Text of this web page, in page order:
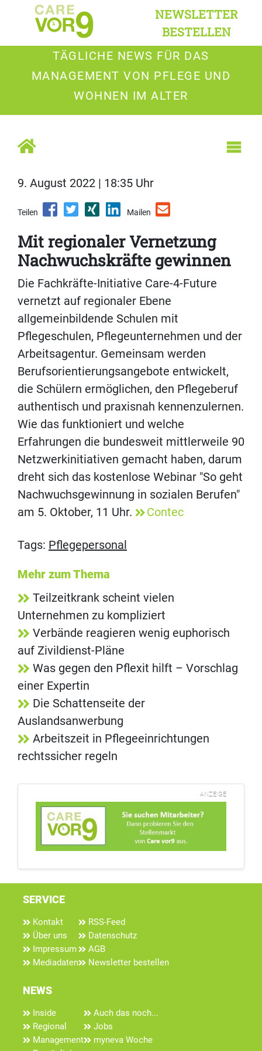
NEWSLETTER
BESTELLEN
TÄGLICHE NEWS FÜR DAS
MANAGEMENT VON PFLEGE UND
WOHNEN IM ALTER
9. August 2022 | 18:35 Uhr
Teilen Mailen
Mit regionaler Vernetzung
Nachwuchskräfte gewinnen
Die Fachkräfte-Initiative Care-4-Future
vernetzt auf regionaler Ebene
allgemeinbildende Schulen mit
Pflegeschulen, Pflegeunternehmen und der
Arbeitsagentur. Gemeinsam werden
Berufsorientierungsangebote entwickelt,
die Schülern ermöglichen, den Pflegeberuf
authentisch und praxisnah kennenzulernen.
Wie das funktioniert und welche
Erfahrungen die bundesweit mittlerweile 90
Netzwerkinitiativen gemacht haben, darum
dreht sich das kostenlose Webinar "So geht
Nachwuchsgewinnung in sozialen Berufen"
am 5. Oktober, 11 Uhr.
Contec
Tags: Pflegepersonal
Mehr zum Thema
Teilzeitkrank scheint vielen
Unternehmen zu kompliziert
Verbände reagieren wenig euphorisch
auf Zivildienst-Pläne
Was gegen den Pflexit hilft – Vorschlag
einer Expertin
Die Schattenseite der
Auslandsanwerbung
Arbeitszeit in Pflegeeinrichtungen
rechtssicher regeln
ANZEIGE
SERVICE
Kontakt
Über uns
Impressum
Mediadaten
RSS-Feed
Datenschutz
AGB
Newsletter bestellen
NEWS
Inside
Regional
Management
Auch das noch...
Jobs
myneva Woche